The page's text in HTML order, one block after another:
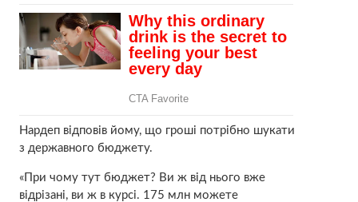
Нардеп відповів йому, що гроші потрібно шукати
з державного бюджету.
«При чому тут бюджет? Ви ж від нього вже
відрізані, ви ж в курсі. 175 млн можете